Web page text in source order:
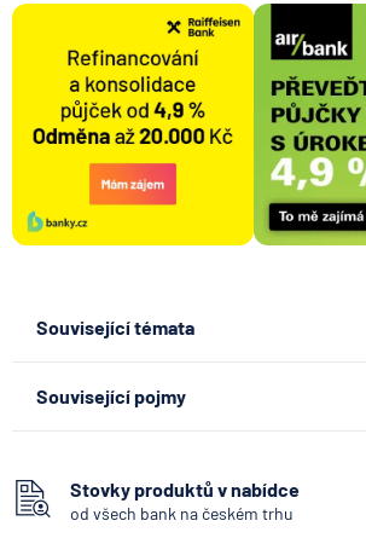
Související témata
Související pojmy
Bankomat
Vkladomat
Stovky produktů v nabídce
od všech bank na českém trhu